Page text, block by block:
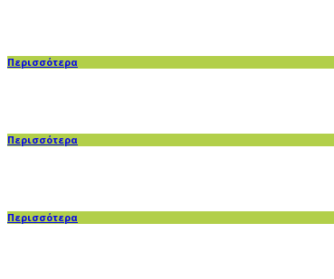
Περισσότερα
Περισσότερα
Περισσότερα